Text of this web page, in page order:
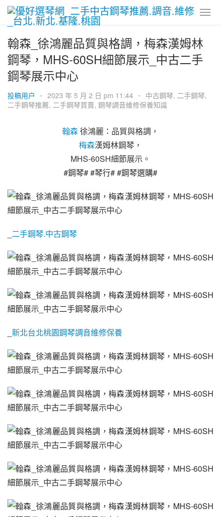
翰森_徐鴻麗品質與格調，梅森漢姆林
鋼琴，MHS-60SH細節展示_中古二手
鋼琴展示中心
投稿用户 • 2023 年 5 月 2 日 pm 11:44 • 中古鋼琴, 二手鋼琴,
二手鋼琴推薦, 二手鋼琴買賣, 鋼琴調音維修保養知識
翰森 徐鴻麗：品質與格調，
梅森漢姆林鋼琴，
MHS-60SH細節展示。
#鋼琴# #琴行# #鋼琴選購#
二手鋼琴.中古鋼琴
新北台北桃園鋼琴調音維修保養